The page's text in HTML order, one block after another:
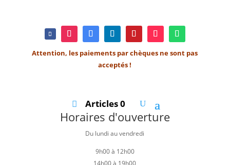
Attention, les paiements par chèques ne sont pas
acceptés !
Articles 0
Horaires d'ouverture
Du lundi au vendredi
9h00 à 12h00
14h00 à 19h00